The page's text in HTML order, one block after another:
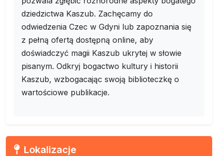
dziedzictwa Kaszub. Zachęcamy do
odwiedzenia Czec w Gdyni lub zapoznania się
z pełną ofertą dostępną online, aby
doświadczyć magii Kaszub ukrytej w słowie
pisanym. Odkryj bogactwo kultury i historii
Kaszub, wzbogacając swoją biblioteczkę o
wartościowe publikacje.
Lokalizacje